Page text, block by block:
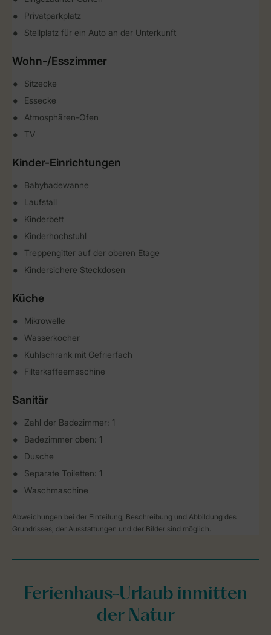
Privatparkplatz
Stellplatz für ein Auto an der Unterkunft
Wohn-/Esszimmer
Sitzecke
Essecke
Atmosphären-Ofen
TV
Kinder-Einrichtungen
Babybadewanne
Laufstall
Kinderbett
Kinderhochstuhl
Treppengitter auf der oberen Etage
Kindersichere Steckdosen
Küche
Mikrowelle
Wasserkocher
Kühlschrank mit Gefrierfach
Filterkaffeemaschine
Sanitär
Zahl der Badezimmer: 1
Badezimmer oben: 1
Dusche
Separate Toiletten: 1
Waschmaschine
Abweichungen bei der Einteilung, Beschreibung und Abbildung des
Grundrisses, der Ausstattungen und der Bilder sind möglich.
Ferienhaus-Urlaub inmitten
der Natur